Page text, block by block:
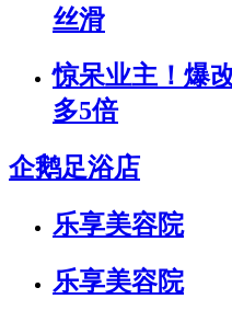
丝滑
惊呆业主！爆
多5倍
企鹅足浴店
乐享美容院
乐享美容院